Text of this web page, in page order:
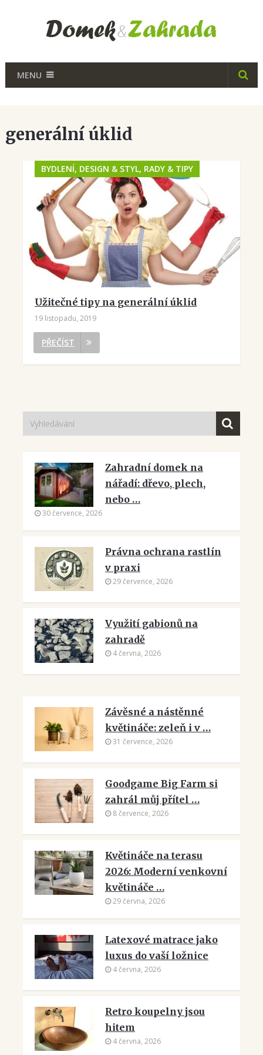
MENU
generální úklid
BYDLENÍ, DESIGN & STYL, RADY & TIPY
Užitečné tipy na generální úklid
19 listopadu, 2019
PŘEČÍST
Zahradní domek na
nářadí: dřevo, plech,
nebo …
30 července, 2026
Právna ochrana rastlín
v praxi
29 července, 2026
Využití gabionů na
zahradě
4 června, 2026
Závěsné a nástěnné
květináče: zeleň i v …
31 července, 2026
Goodgame Big Farm si
zahrál můj přítel …
8 července, 2026
Květináče na terasu
2026: Moderní venkovní
květináče …
29 června, 2026
Latexové matrace jako
luxus do vaší ložnice
4 června, 2026
Retro koupelny jsou
hitem
4 června, 2026